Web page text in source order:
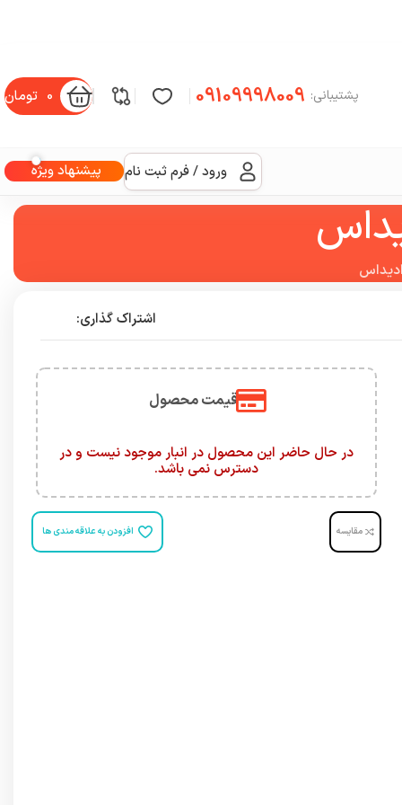
پشتیبانی: 09109998009
0 تومان
ورود / فرم ثبت نام پیشنهاد ویژه
اشتراک گذاری:
قیمت محصول
در حال حاضر این محصول در انبار موجود نیست و در
دسترس نمی باشد.
مقایسه افزودن به علاقه مندی ها